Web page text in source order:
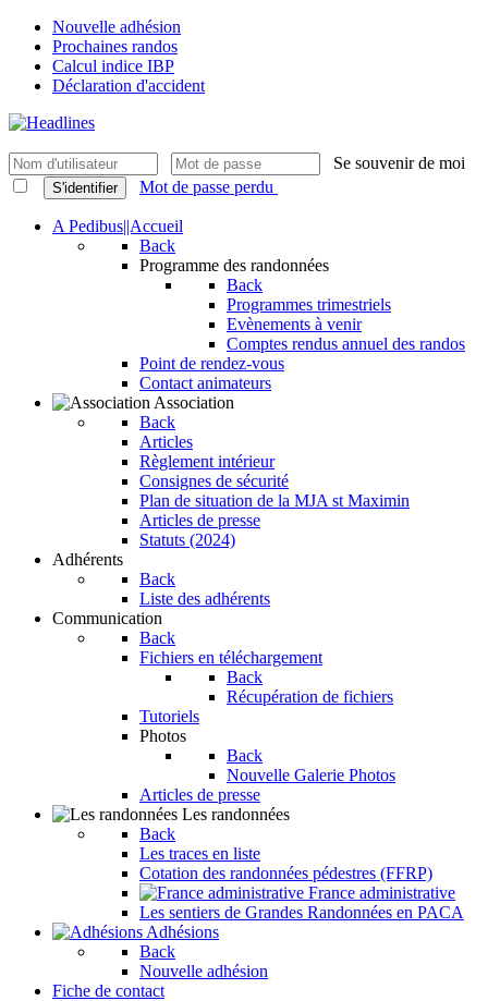
Nouvelle adhésion
Prochaines randos
Calcul indice IBP
Déclaration d'accident
Se souvenir de moi
S'identifier Mot de passe perdu
A Pedibus||Accueil
Back
Programme des randonnées
Back
Programmes trimestriels
Evènements à venir
Comptes rendus annuel des randos
Point de rendez-vous
Contact animateurs
Association
Back
Articles
Règlement intérieur
Consignes de sécurité
Plan de situation de la MJA st Maximin
Articles de presse
Statuts (2024)
Adhérents
Back
Liste des adhérents
Communication
Back
Fichiers en téléchargement
Back
Récupération de fichiers
Tutoriels
Photos
Back
Nouvelle Galerie Photos
Articles de presse
Les randonnées
Back
Les traces en liste
Cotation des randonnées pédestres (FFRP)
France administrative
Les sentiers de Grandes Randonnées en PACA
Adhésions
Back
Nouvelle adhésion
Fiche de contact